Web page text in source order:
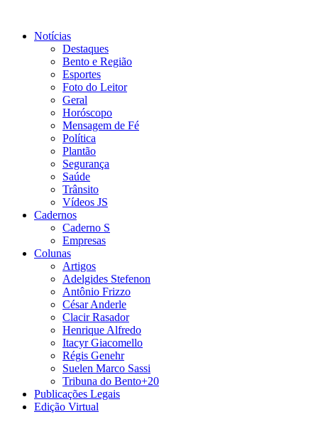
Notícias
Destaques
Bento e Região
Esportes
Foto do Leitor
Geral
Horóscopo
Mensagem de Fé
Política
Plantão
Segurança
Saúde
Trânsito
Vídeos JS
Cadernos
Caderno S
Empresas
Colunas
Artigos
Adelgides Stefenon
Antônio Frizzo
César Anderle
Clacir Rasador
Henrique Alfredo
Itacyr Giacomello
Régis Genehr
Suelen Marco Sassi
Tribuna do Bento+20
Publicações Legais
Edição Virtual